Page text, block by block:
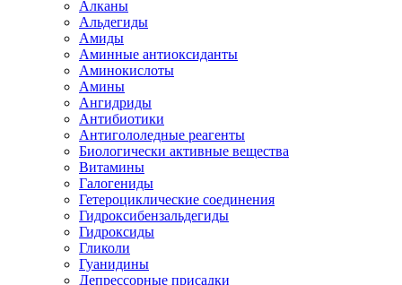
Алканы
Альдегиды
Амиды
Аминные антиоксиданты
Аминокислоты
Амины
Ангидриды
Антибиотики
Антигололедные реагенты
Биологически активные вещества
Витамины
Галогениды
Гетероциклические соединения
Гидроксибензальдегиды
Гидроксиды
Гликоли
Гуанидины
Депрессорные присадки